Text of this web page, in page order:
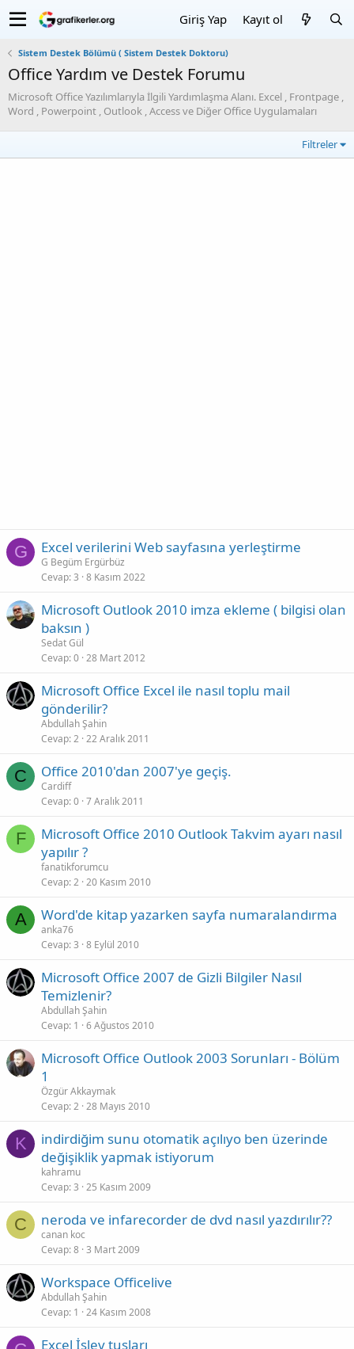
Giriş Yap Kayıt ol
Sistem Destek Bölümü ( Sistem Destek Doktoru)
Office Yardım ve Destek Forumu
Microsoft Office Yazılımlarıyla İlgili Yardımlaşma Alanı. Excel , Frontpage ,
Word , Powerpoint , Outlook , Access ve Diğer Office Uygulamaları
Filtreler
G Excel verilerini Web sayfasına yerleştirme
G Begüm Ergürbüz
Cevap 3 8 Kasım 2022
Microsoft Outlook 2010 imza ekleme ( bilgisi olan
baksın )
Sedat Gül
Cevap 0 28 Mart 2012
Microsoft Office Excel ile nasıl toplu mail
gönderilir?
Abdullah Şahin
Cevap 2 22 Aralık 2011
C Office 2010'dan 2007'ye geçiş.
Cardiff
Cevap 0 7 Aralık 2011
F
Microsoft Office 2010 Outlook Takvim ayarı nasıl
yapılır ?
fanatikforumcu
Cevap 2 20 Kasım 2010
A Word'de kitap yazarken sayfa numaralandırma
anka76
Cevap 3 8 Eylül 2010
Microsoft Office 2007 de Gizli Bilgiler Nasıl
Temizlenir?
Abdullah Şahin
Cevap 1 6 Ağustos 2010
Microsoft Office Outlook 2003 Sorunları - Bölüm
1
Özgür Akkaymak
Cevap 2 28 Mayıs 2010
K
indirdiğim sunu otomatik açılıyo ben üzerinde
değişiklik yapmak istiyorum
kahramu
Cevap 3 25 Kasım 2009
C neroda ve infarecorder de dvd nasıl yazdırılır??
canan koc
Cevap 8 3 Mart 2009
Workspace Officelive
Abdullah Şahin
Cevap 1 24 Kasım 2008
Excel İşlev tuşları